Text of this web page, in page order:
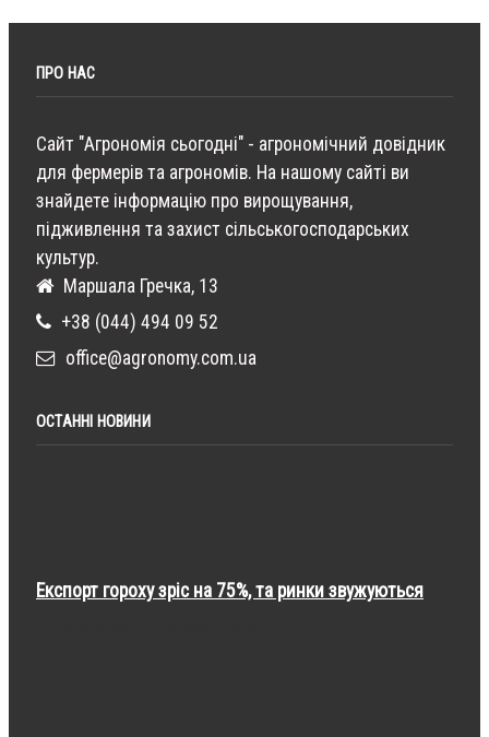
ПРО НАС
Сайт "Агрономія сьогодні" - агрономічний довідник
для фермерів та агрономів. На нашому сайті ви
знайдете інформацію про вирощування,
підживлення та захист сільськогосподарських
культур.
Маршала Гречка, 13
+38 (044) 494 09 52
office@agronomy.com.ua
ОСТАННІ НОВИНИ
Експорт гороху зріс на 75%, та ринки звужуються